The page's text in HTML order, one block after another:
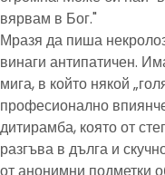
вярвам в Бог."
Мразя да пиша
винаги антипатичен.
мига, в който някой
професионално
дитирамба, която от
разгъва в дълга и